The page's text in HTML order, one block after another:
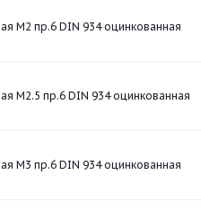
М2 пр.6 DIN 934 оцинкованная
М2.5 пр.6 DIN 934 оцинкованная
М3 пр.6 DIN 934 оцинкованная